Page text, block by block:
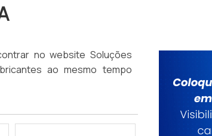
no website Soluções
ao mesmo tempo